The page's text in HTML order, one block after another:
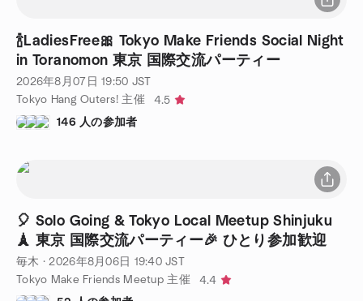
🍾LadiesFree🎀 Tokyo Make Friends Social Night
in Toranomon 東京 国際交流パーティー
2026年8月07日 19:50 JST
Tokyo Hang Outers! 主催
4.5
146 人の参加者
🎈 Solo Going & Tok­yo Local Meetup Shinjuku
🗼 東京 国際交流パーティー🎉 ひとり参加歓迎
毎木 · 2026年8月06日 19:40 JST
Tokyo Make Friends Meetup 主催
4.4